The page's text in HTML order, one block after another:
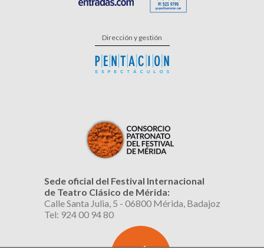
Dirección y gestión
Sede oficial del Festival Internacional
de Teatro Clásico de Mérida:
Calle Santa Julia, 5 - 06800 Mérida, Badajoz
Tel: 924 00 94 80